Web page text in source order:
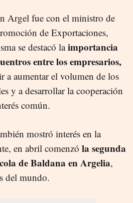
Argel fue con el ministro de
de Exportaciones,
se destacó laimportancia
entre los empresarios,
a aumentar el volumen de los
y a desarrollar la cooperación
común.
mostró interés en la
en abril comenzó la segunda
de Baldana en Argelia,
del mundo.